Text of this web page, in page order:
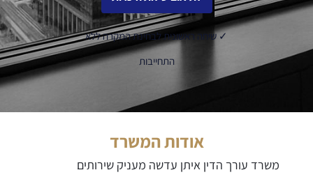
✓ שיחה ראשונית לבחינת המקרה ללא
התחייבות
אודות המשרד
משרד עורך הדין איתן עדשה מעניק שירותים